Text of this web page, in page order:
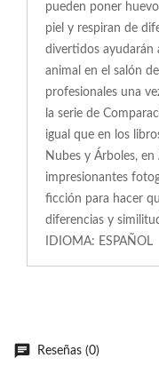
pueden poner
piel y respiran de
divertidos ayudarán
animal en el salón
profesionales una
la serie de
igual que en los
Nubes y Árboles,
impresionantes
ficción para hacer
diferencias y
IDIOMA: ESPAÑOL
Reseñas (0)